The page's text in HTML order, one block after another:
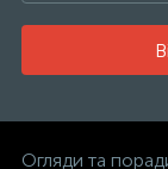
Огляди та